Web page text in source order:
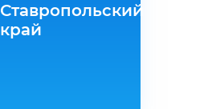
Ставропольский
край